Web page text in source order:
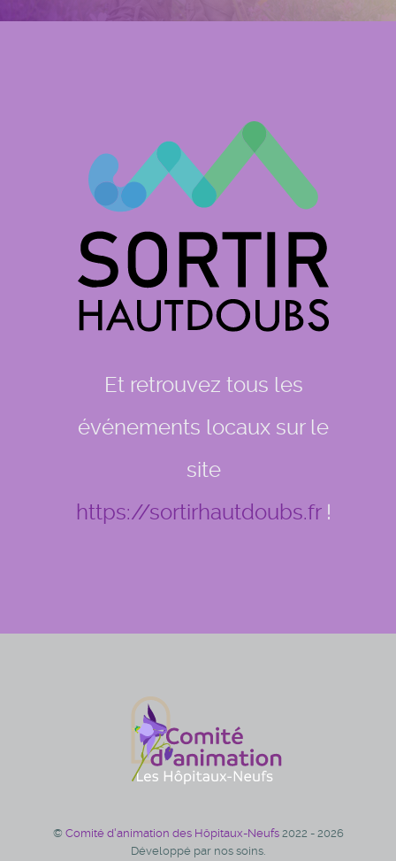
Et retrouvez tous les
événements locaux sur le
site
https://sortirhautdoubs.fr!
© Comité d'animation des Hôpitaux-Neufs 2022 - 2026
Développé par nos soins.